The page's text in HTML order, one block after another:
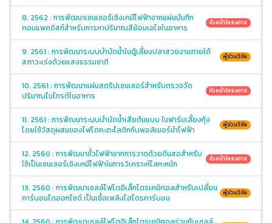
8. 2562 : การพัฒนาเซนเซอร์เชิงเคมีไฟฟ้าจากแผ่นบันทึก
คอมแพคดิสก์สำหรับการหาปริมาณสีย้อมเอโชในอาหาร
หัวหน้าโครงการ
9. 2561 : การพัฒนาระบบบำบัดน้ำในตู้เลี้ยงปลาสวยงามภายใต้
สภาวะเร่งด้วยแสงธรรมชาติ
ผู้ร่วมวิจัย
10. 2561 : การพัฒนาแผ่นสตริปเซนเซอร์สำหรับตรวจวัด
ปริมาณไนไทรต์ในอาหาร
หัวหน้าโครงการ
11. 2561 : การพัฒนาระบบบำบัดน้ำเสียต้นแบบ ในฟาร์มเลี้ยงกุ้ง
โดยใช้วัสดุผสมของโฟโตคะตะไลติกกับพอลิเมอร์นำไฟฟ้า
ผู้ร่วมวิจัย
12. 2560 : การพัฒนาขั้วไฟฟ้าจากการวาดด้วยดินสอสำหรับ
ใช้เป็นเซนเซอร์เชิงเคมีไฟฟ้าในการวิเคราะห์โลหะหนัก
หัวหน้าโครงการ
13. 2560 : การพัฒนาเซลล์โฟโตอิเล็กโตรเคมิคอลสำหรับเปลี่ยน
คาร์บอนไดออกไซด์ เป็นเชื้อเพลิงไฮโดรคาร์บอน
ผู้ร่วมวิจัย